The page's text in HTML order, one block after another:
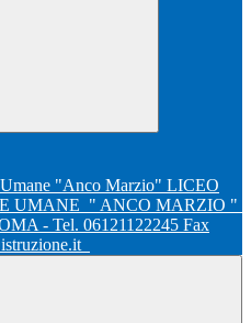
LICEO
UMANE " ANCO MARZIO "
- Tel. 06121122245 Fax